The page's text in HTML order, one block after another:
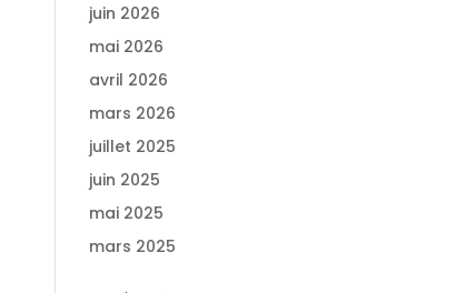
juin 2026
mai 2026
avril 2026
mars 2026
juillet 2025
juin 2025
mai 2025
mars 2025